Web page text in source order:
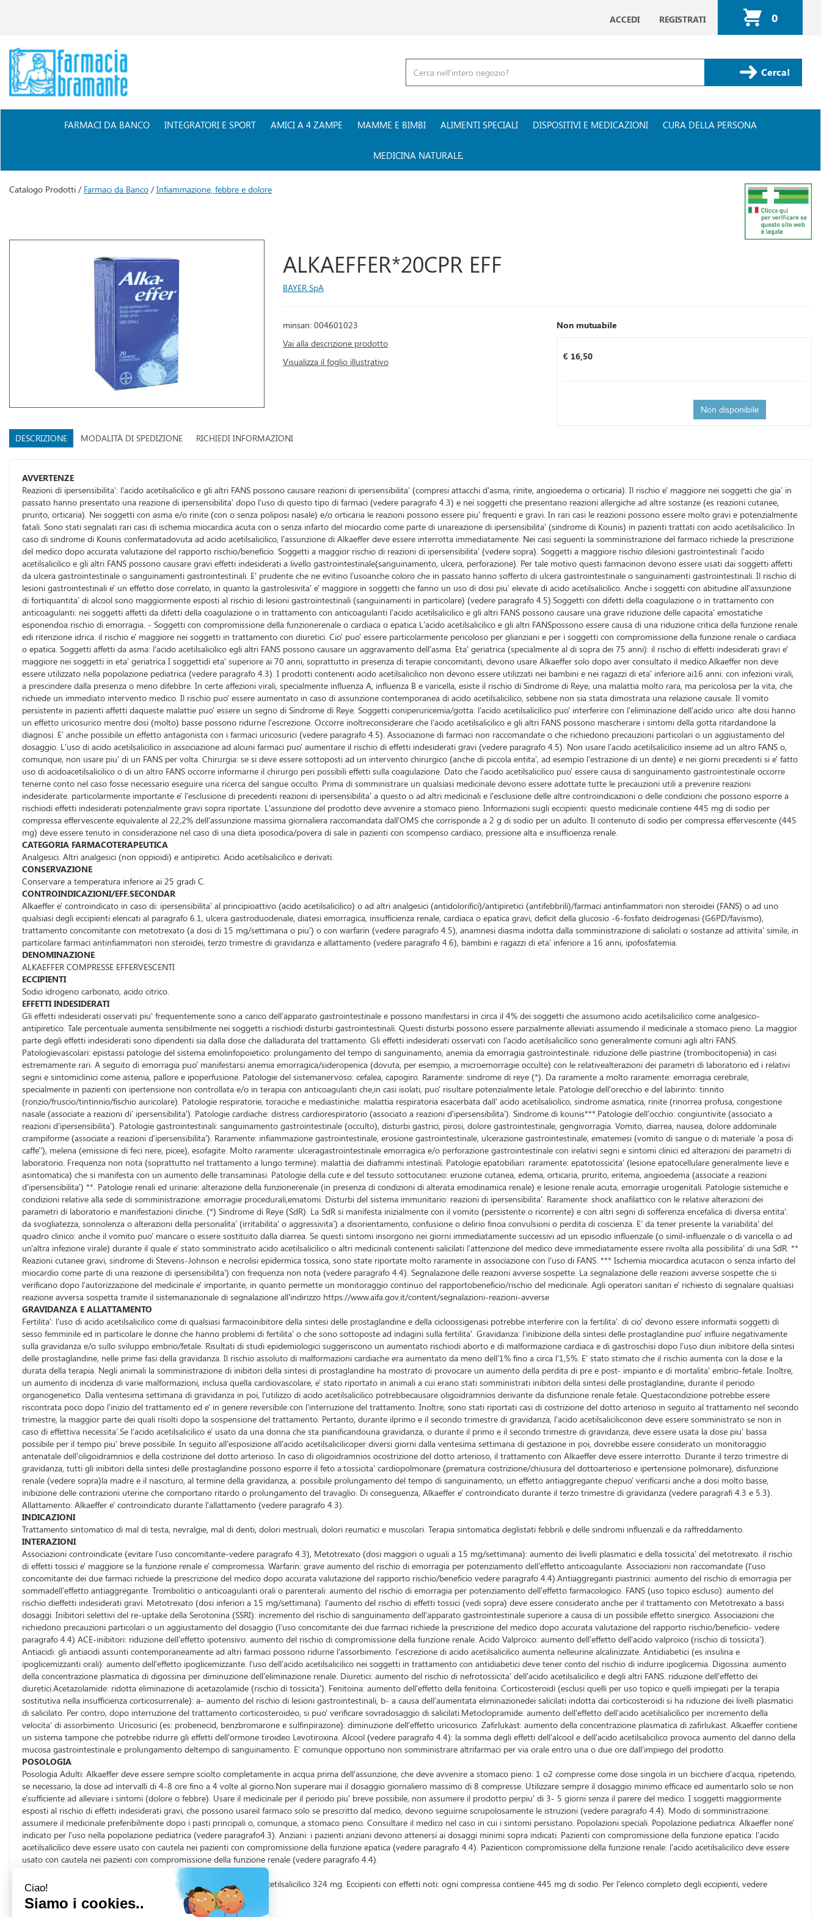
ACCEDI REGISTRATI 0
ARTICOLI
INSERITI
Farmacia
Bramante
Prodotto
Cerca Prodotto
FARMACI DA BANCO INTEGRATORI E SPORT AMICI A 4 ZAMPE MAMME E BIMBI ALIMENTI SPECIALI DISPOSITIVI E MEDICAZIONI CURA DELLA PERSONA
MEDICINA NATURALE
Catalogo Prodotti / Farmaci da Banco /Infiammazione, febbre e dolore
ALKAEFFER*20CPR EFF
BAYER SpA
minsan: 004601023
Vai alla descrizione prodotto
Visualizza il foglio illustrativo
Non mutuabile
Prezzo
€ 16,50
Non disponibile
DESCRIZIONE MODALITÀ DI SPEDIZIONE RICHIEDI INFORMAZIONI
AVVERTENZE
Reazioni di ipersensibilita': l'acido acetilsalicilico e gli altri FANS possono causare reazioni di ipersensibilita' (compresi attacchi d'asma, rinite, angioedema o orticaria). Il rischio e' maggiore nei soggetti che gia' in
passato hanno presentato una reazione di ipersensibilita' dopo l'uso di questo tipo di farmaci (vedere paragrafo 4.3) e nei soggetti che presentano reazioni allergiche ad altre sostanze (es reazioni cutanee,
prurito, orticaria). Nei soggetti con asma e/o rinite (con o senza poliposi nasale) e/o orticaria le reazioni possono essere piu' frequenti e gravi. In rari casi le reazioni possono essere molto gravi e potenzialmente
fatali. Sono stati segnalati rari casi di ischemia miocardica acuta con o senza infarto del miocardio come parte di unareazione di ipersensibilita' (sindrome di Kounis) in pazienti trattati con acido acetilsalicilico. In
caso di sindrome di Kounis confermatadovuta ad acido acetilsalicilico, l'assunzione di Alkaeffer deve essere interrotta immediatamente. Nei casi seguenti la somministrazione del farmaco richiede la prescrizione
del medico dopo accurata valutazione del rapporto rischio/beneficio. Soggetti a maggior rischio di reazioni di ipersensibilita' (vedere sopra). Soggetti a maggiore rischio dilesioni gastrointestinali: l'acido
acetilsalicilico e gli altri FANS possono causare gravi effetti indesiderati a livello gastrointestinale(sanguinamento, ulcera, perforazione). Per tale motivo questi farmacinon devono essere usati dai soggetti affetti
da ulcera gastrointestinale o sanguinamenti gastrointestinali. E' prudente che ne evitino l'usoanche coloro che in passato hanno sofferto di ulcera gastrointestinale o sanguinamenti gastrointestinali. Il rischio di
lesioni gastrointestinali e' un effetto dose correlato, in quanto la gastrolesivita' e' maggiore in soggetti che fanno un uso di dosi piu' elevate di acido acetilsalicilico. Anche i soggetti con abitudine all'assunzione
di fortiquantita' di alcool sono maggiormente esposti al rischio di lesioni gastrointestinali (sanguinamenti in particolare) (vedere paragrafo 4.5).Soggetti con difetti della coagulazione o in trattamento con
anticoagulanti: nei soggetti affetti da difetti della coagulazione o in trattamento con anticoagulanti l'acido acetilsalicilico e gli altri FANS possono causare una grave riduzione delle capacita' emostatiche
esponendoa rischio di emorragia. - Soggetti con compromissione della funzionerenale o cardiaca o epatica L'acido acetilsalicilico e gli altri FANSpossono essere causa di una riduzione critica della funzione renale
edi ritenzione idrica. il rischio e' maggiore nei soggetti in trattamento con diuretici. Cio' puo' essere particolarmente pericoloso per glianziani e per i soggetti con compromissione della funzione renale o cardiaca
o epatica. Soggetti affetti da asma: l'acido acetilsalicilico egli altri FANS possono causare un aggravamento dell'asma. Eta' geriatrica (specialmente al di sopra dei 75 anni): il rischio di effetti indesiderati gravi e'
maggiore nei soggetti in eta' geriatrica I soggettidi eta' superiore ai 70 anni, soprattutto in presenza di terapie concomitanti, devono usare Alkaeffer solo dopo aver consultato il medico.Alkaeffer non deve
essere utilizzato nella popolazione pediatrica (vedere paragrafo 4.3). I prodotti contenenti acido acetilsalicilico non devono essere utilizzati nei bambini e nei ragazzi di eta' inferiore ai16 anni. con infezioni virali,
a prescindere dalla presenza o meno difebbre. In certe affezioni virali, specialmente influenza A, influenza B e varicella, esiste il rischio di Sindrome di Reye, una malattia molto rara, ma pericolosa per la vita, che
richiede un immediato intervento medico. Il rischio puo' essere aumentato in caso di assunzione contemporanea di acido acetilsalicilico, sebbene non sia stata dimostrata una relazione causale. Il vomito
persistente in pazienti affetti daqueste malattie puo' essere un segno di Sindrome di Reye. Soggetti coniperuricemia/gotta: l'acido acetilsalicilico puo' interferire con l'eliminazione dell'acido urico: alte dosi hanno
un effetto uricosurico mentre dosi (molto) basse possono ridurne l'escrezione. Occorre inoltreconsiderare che l'acido acetilsalicilico e gli altri FANS possono mascherare i sintomi della gotta ritardandone la
diagnosi. E' anche possibile un effetto antagonista con i farmaci uricosurici (vedere paragrafo 4.5). Associazione di farmaci non raccomandate o che richiedono precauzioni particolari o un aggiustamento del
dosaggio. L'uso di acido acetilsalicilico in associazione ad alcuni farmaci puo' aumentare il rischio di effetti indesiderati gravi (vedere paragrafo 4.5). Non usare l'acido acetilsalicilico insieme ad un altro FANS o,
comunque, non usare piu' di un FANS per volta. Chirurgia: se si deve essere sottoposti ad un intervento chirurgico (anche di piccola entita', ad esempio l'estrazione di un dente) e nei giorni precedenti si e' fatto
uso di acidoacetilsalicilico o di un altro FANS occorre informarne il chirurgo peri possibili effetti sulla coagulazione. Dato che l'acido acetilsalicilico puo' essere causa di sanguinamento gastrointestinale occorre
tenerne conto nel caso fosse necessario eseguire una ricerca del sangue occulto. Prima di somministrare un qualsiasi medicinale devono essere adottate tutte le precauzioni utili a prevenire reazioni
indesiderate. particolarmente importante e' l'esclusione di precedenti reazioni di ipersensibilita' a questo o ad altri medicinali e l'esclusione delle altre controindicazioni o delle condizioni che possono esporre a
rischiodi effetti indesiderati potenzialmente gravi sopra riportate. L'assunzione del prodotto deve avvenire a stomaco pieno. Informazioni sugli eccipienti: questo medicinale contiene 445 mg di sodio per
compressa effervescente equivalente al 22,2% dell'assunzione massima giornaliera raccomandata dall'OMS che corrisponde a 2 g di sodio per un adulto. Il contenuto di sodio per compressa effervescente (445
mg) deve essere tenuto in considerazione nel caso di una dieta iposodica/povera di sale in pazienti con scompenso cardiaco, pressione alta e insufficienza renale.
CATEGORIA FARMACOTERAPEUTICA
Analgesici. Altri analgesici (non oppioidi) e antipiretici. Acido acetilsalicilico e derivati.
CONSERVAZIONE
Conservare a temperatura inferiore ai 25 gradi C.
CONTROINDICAZIONI/EFF.SECONDAR
Alkaeffer e' controindicato in caso di: ipersensibilita' al principioattivo (acido acetilsalicilico) o ad altri analgesici (antidolorifici)/antipiretici (antifebbrili)/farmaci antinfiammatori non steroidei (FANS) o ad uno
qualsiasi degli eccipienti elencati al paragrafo 6.1, ulcera gastroduodenale, diatesi emorragica, insufficienza renale, cardiaca o epatica gravi, deficit della glucosio -6-fosfato deidrogenasi (G6PD/favismo),
trattamento concomitante con metotrexato (a dosi di 15 mg/settimana o piu') o con warfarin (vedere paragrafo 4.5), anamnesi diasma indotta dalla somministrazione di salicilati o sostanze ad attivita' simile, in
particolare farmaci antinfiammatori non steroidei, terzo trimestre di gravidanza e allattamento (vedere paragrafo 4.6), bambini e ragazzi di eta' inferiore a 16 anni, ipofosfatemia.
DENOMINAZIONE
ALKAEFFER COMPRESSE EFFERVESCENTI
ECCIPIENTI
Sodio idrogeno carbonato, acido citrico.
EFFETTI INDESIDERATI
Gli effetti indesiderati osservati piu' frequentemente sono a carico dell'apparato gastrointestinale e possono manifestarsi in circa il 4% dei soggetti che assumono acido acetilsalicilico come analgesico-
antipiretico. Tale percentuale aumenta sensibilmente nei soggetti a rischiodi disturbi gastrointestinali. Questi disturbi possono essere parzialmente alleviati assumendo il medicinale a stomaco pieno. La maggior
parte degli effetti indesiderati sono dipendenti sia dalla dose che dalladurata del trattamento. Gli effetti indesiderati osservati con l'acido acetilsalicilico sono generalmente comuni agli altri FANS.
Patologievascolari: epistassi patologie del sistema emolinfopoietico: prolungamento del tempo di sanguinamento, anemia da emorragia gastrointestinale. riduzione delle piastrine (trombocitopenia) in casi
estremamente rari. A seguito di emorragia puo' manifestarsi anemia emorragica/sideropenica (dovuta, per esempio, a microemorragie occulte) con le relativealterazioni dei parametri di laboratorio ed i relativi
segni e sintomiclinici come astenia, pallore e ipoperfusione. Patologie del sistemanervoso: cefalea, capogiro. Raramente: sindrome di reye (*). Da raramente a molto raramente: emorragia cerebrale,
specialmente in pazienti con ipertensione non controllata e/o in terapia con anticoagulanti che,in casi isolati, puo' risultare potenzialmente letale. Patologie dell'orecchio e del labirinto: tinnito
(ronzio/fruscio/tintinnio/fischio auricolare). Patologie respiratorie, toraciche e mediastiniche: malattia respiratoria esacerbata dall' acido acetilsalicilico, sindrome asmatica, rinite (rinorrea profusa, congestione
nasale (associate a reazioni di' ipersensibilita'). Patologie cardiache: distress cardiorespiratorio (associato a reazioni d'ipersensibilita'). Sindrome di kounis***.Patologie dell'occhio: congiuntivite (associato a
reazioni d'ipersensibilita'). Patologie gastrointestinali: sanguinamento gastrointestinale (occulto), disturbi gastrici, pirosi, dolore gastrointestinale, gengivorragia. Vomito, diarrea, nausea, dolore addominale
crampiforme (associate a reazioni d'ipersensibilita'). Raramente: infiammazione gastrointestinale, erosione gastrointestinale, ulcerazione gastrointestinale, ematemesi (vomito di sangue o di materiale 'a posa di
caffe''), melena (emissione di feci nere, picee), esofagite. Molto raramente: ulceragastrointestinale emorragica e/o perforazione gastrointestinale con irelativi segni e sintomi clinici ed alterazioni dei parametri di
laboratorio. Frequenza non nota (soprattutto nel trattamento a lungo termine): malattia dei diaframmi intestinali. Patologie epatobiliari: raramente: epatotossicita' (lesione epatocellulare generalmente lieve e
asintomatica) che si manifesta con un aumento delle transaminasi. Patologie della cute e del tessuto sottocutaneo: eruzione cutanea, edema, orticaria, prurito, eritema, angioedema (associate a reazioni
d'ipersensibilita') **. Patologie renali ed urinarie: alterazione della funzionerenale (in presenza di condizioni di alterata emodinamica renale) e lesione renale acuta, emorragie urogenitali. Patologie sistemiche e
condizioni relative alla sede di somministrazione: emorragie procedurali,ematomi. Disturbi del sistema immunitario: reazioni di ipersensibilita'. Raramente: shock anafilattico con le relative alterazioni dei
parametri di laboratorio e manifestazioni cliniche. (*) Sindrome di Reye (SdR). La SdR si manifesta inizialmente con il vomito (persistente o ricorrente) e con altri segni di sofferenza encefalica di diversa entita':
da svogliatezza, sonnolenza o alterazioni della personalita' (irritabilita' o aggressivita') a disorientamento, confusione o delirio finoa convulsioni o perdita di coscienza. E' da tener presente la variabilita' del
quadro clinico: anche il vomito puo' mancare o essere sostituito dalla diarrea. Se questi sintomi insorgono nei giorni immediatamente successivi ad un episodio influenzale (o simil-influenzale o di varicella o ad
un'altra infezione virale) durante il quale e' stato somministrato acido acetilsalicilico o altri medicinali contenenti salicilati l'attenzione del medico deve immediatamente essere rivolta alla possibilita' di una SdR. **
Reazioni cutanee gravi, sindrome di Stevens-Johnson e necrolisi epidermica tossica, sono state riportate molto raramente in associazione con l'uso di FANS. *** Ischemia miocardica acutacon o senza infarto del
miocardio come parte di una reazione di ipersensibilita') con frequenza non nota (vedere paragrafo 4.4). Segnalazione delle reazioni avverse sospette. La segnalazione delle reazioni avverse sospette che si
verificano dopo l'autorizzazione del medicinale e' importante, in quanto permette un monitoraggio continuo del rapportobeneficio/rischio del medicinale. Agli operatori sanitari e' richiesto di segnalare qualsiasi
reazione avversa sospetta tramite il sistemanazionale di segnalazione all'indirizzo https://www.aifa.gov.it/content/segnalazioni-reazioni-avverse
GRAVIDANZA E ALLATTAMENTO
Fertilita': l'uso di acido acetilsalicilico come di qualsiasi farmacoinibitore della sintesi delle prostaglandine e della cicloossigenasi potrebbe interferire con la fertilita'. di cio' devono essere informatii soggetti di
sesso femminile ed in particolare le donne che hanno problemi di fertilita' o che sono sottoposte ad indagini sulla fertilita'. Gravidanza: l'inibizione della sintesi delle prostaglandine puo' influire negativamente
sulla gravidanza e/o sullo sviluppo embrio/fetale. Risultati di studi epidemiologici suggeriscono un aumentato rischiodi aborto e di malformazione cardiaca e di gastroschisi dopo l'uso diun inibitore della sintesi
delle prostaglandine, nelle prime fasi della gravidanza. Il rischio assoluto di malformazioni cardiache era aumentato da meno dell'1% fino a circa l'1,5%. E' stato stimato che il rischio aumenta con la dose e la
durata della terapia. Negli animali la somministrazione di inibitori della sintesi di prostaglandine ha mostrato di provocare un aumento della perdita di pre e post- impianto e di mortalita' embrio-fetale. Inoltre,
un aumento di incidenza di varie malformazioni, inclusa quella cardiovascolare, e' stato riportato in animali a cui erano stati somministrati inibitori della sintesi delle prostaglandine, durante il periodo
organogenetico. Dalla ventesima settimana di gravidanza in poi, l'utilizzo di acido acetilsalicilico potrebbecausare oligoidramnios derivante da disfunzione renale fetale. Questacondizione potrebbe essere
riscontrata poco dopo l'inizio del trattamento ed e' in genere reversibile con l'interruzione del trattamento. Inoltre, sono stati riportati casi di costrizione del dotto arterioso in seguito al trattamento nel secondo
trimestre, la maggior parte dei quali risolti dopo la sospensione del trattamento. Pertanto, durante ilprimo e il secondo trimestre di gravidanza, l'acido acetilsaliciliconon deve essere somministrato se non in
caso di effettiva necessita'.Se l'acido acetilsalicilico e' usato da una donna che sta pianificandouna gravidanza, o durante il primo e il secondo trimestre di gravidanza, deve essere usata la dose piu' bassa
possibile per il tempo piu' breve possibile. In seguito all'esposizione all'acido acetilsalicilicoper diversi giorni dalla ventesima settimana di gestazione in poi, dovrebbe essere considerato un monitoraggio
antenatale dell'oligoidramnios e della costrizione del dotto arterioso. In caso di oligoidramnios ocostrizione del dotto arterioso, il trattamento con Alkaeffer deve essere interrotto. Durante il terzo trimestre di
gravidanza, tutti gli inibitori della sintesi delle prostaglandine possono esporre il feto a:tossicita' cardiopolmonare (prematura costrizione/chiusura del dottoarterioso e ipertensione polmonare), disfunzione
renale (vedere sopra)la madre e il nascituro, al termine della gravidanza, a: possibile prolungamento del tempo di sanguinamento, un effetto antiaggregante chepuo' verificarsi anche a dosi molto basse,
inibizione delle contrazioni uterine che comportano ritardo o prolungamento del travaglio. Di conseguenza, Alkaeffer e' controindicato durante il terzo trimestre di gravidanza (vedere paragrafi 4.3 e 5.3).
Allattamento: Alkaeffer e' controindicato durante l'allattamento (vedere paragrafo 4.3).
INDICAZIONI
Trattamento sintomatico di mal di testa, nevralgie, mal di denti, dolori mestruali, dolori reumatici e muscolari. Terapia sintomatica deglistati febbrili e delle sindromi influenzali e da raffreddamento.
INTERAZIONI
Associazioni controindicate (evitare l'uso concomitante-vedere paragrafo 4.3), Metotrexato (dosi maggiori o uguali a 15 mg/settimana): aumento dei livelli plasmatici e della tossicita' del metotrexato. il rischio
di effetti tossici e' maggiore se la funzione renale e' compromessa. Warfarin: grave aumento del rischio di emorragia per potenziamento dell'effetto anticoagulante. Associazioni non raccomandate (l'uso
concomitante dei due farmaci richiede la prescrizione del medico dopo accurata valutazione del rapporto rischio/beneficio vedere paragrafo 4.4).Antiaggreganti piastrinici: aumento del rischio di emorragia per
sommadell'effetto antiaggregante. Trombolitici o anticoagulanti orali o parenterali: aumento del rischio di emorragia per potenziamento dell'effetto farmacologico. FANS (uso topico escluso): aumento del
rischio dieffetti indesiderati gravi. Metotrexato (dosi inferiori a 15 mg/settimana): l'aumento del rischio di effetti tossici (vedi sopra) deve essere considerato anche per il trattamento con Metotrexato a bassi
dosaggi. Inibitori selettivi del re-uptake della Serotonina (SSRI): incremento del rischio di sanguinamento dell'apparato gastrointestinale superiore a causa di un possibile effetto sinergico. Associazioni che
richiedono precauzioni particolari o un aggiustamento del dosaggio (l'uso concomitante dei due farmaci richiede la prescrizione del medico dopo accurata valutazione del rapporto rischio/beneficio- vedere
paragrafo 4.4) ACE-inibitori: riduzione dell'effetto ipotensivo. aumento del rischio di compromissione della funzione renale. Acido Valproico: aumento dell'effetto dell'acido valproico (rischio di tossicita').
Antiacidi: gli antiacidi assunti contemporaneamente ad altri farmaci possono ridurne l'assorbimento. l'escrezione di acido acetilsalicilico aumenta nelleurine alcalinizzate. Antidiabetici (es insulina e
ipoglicemizzanti orali): aumento dell'effetto ipoglicemizzante. l'uso dell'acido acetilsalicilico nei soggetti in trattamento con antidiabetici deve tener conto del rischio di indurre ipoglicemia. Digossina: aumento
della concentrazione plasmatica di digossina per diminuzione dell'eliminazione renale. Diuretici: aumento del rischio di nefrotossicita' dell'acido acetilsalicilico e degli altri FANS. riduzione dell'effetto dei
diuretici.Acetazolamide: ridotta eliminazione di acetazolamide (rischio di tossicita'). Fenitoina: aumento dell'effetto della fenitoina. Corticosteroidi (esclusi quelli per uso topico e quelli impiegati per la terapia
sostitutiva nella insufficienza corticosurrenale): a- aumento del rischio di lesioni gastrointestinali, b- a causa dell'aumentata eliminazionedei salicilati indotta dai corticosteroidi si ha riduzione dei livelli plasmatici
di salicilato. Per contro, dopo interruzione del trattamento corticosteroideo, si puo' verificare sovradosaggio di salicilati.Metoclopramide: aumento dell'effetto dell'acido acetilsalicilico per incremento della
velocita' di assorbimento. Uricosurici (es: probenecid, benzbromarone e sulfinpirazone): diminuzione dell'effetto uricosurico. Zafirlukast: aumento della concentrazione plasmatica di zafirlukast. Alkaeffer contiene
un sistema tampone che potrebbe ridurre gli effetti dell'ormone tiroideo Levotiroxina. Alcool (vedere paragrafo 4.4): la somma degli effetti dell'alcool e dell'acido acetilsalicilico provoca aumento del danno della
mucosa gastrointestinale e prolungamento deltempo di sanguinamento. E' comunque opportuno non somministrare altrifarmaci per via orale entro una o due ore dall'impiego del prodotto.
POSOLOGIA
Posologia Adulti: Alkaeffer deve essere sempre sciolto completamente in acqua prima dell'assunzione, che deve avvenire a stomaco pieno: 1 o2 compresse come dose singola in un bicchiere d'acqua, ripetendo,
se necessario, la dose ad intervalli di 4-8 ore fino a 4 volte al giorno.Non superare mai il dosaggio giornaliero massimo di 8 compresse. Utilizzare sempre il dosaggio minimo efficace ed aumentarlo solo se non
e'sufficiente ad alleviare i sintomi (dolore o febbre). Usare il medicinale per il periodo piu' breve possibile, non assumere il prodotto perpiu' di 3- 5 giorni senza il parere del medico. I soggetti maggiormente
esposti al rischio di effetti indesiderati gravi, che possono usareil farmaco solo se prescritto dal medico, devono seguirne scrupolosamente le istruzioni (vedere paragrafo 4.4). Modo di somministrazione:
assumere il medicinale preferibilmente dopo i pasti principali o, comunque, a stomaco pieno. Consultare il medico nel caso in cui i sintomi persistano. Popolazioni speciali. Popolazione pediatrica: Alkaeffer none'
indicato per l'uso nella popolazione pediatrica (vedere paragrafo4.3). Anziani: i pazienti anziani devono attenersi ai dosaggi minimi sopra indicati. Pazienti con compromissione della funzione epatica: l'acido
acetilsalicilico deve essere usato con cautela nei pazienti con compromissione della funzione epatica (vedere paragrafo 4.4). Pazienticon compromissione della funzione renale: l'acido acetilsalicilico deve essere
usato con cautela nei pazienti con compromissione della funzione renale (vedere paragrafo 4.4).
Ogni compressa allo stato secco contiene, principio attivo: acido acetilsalicilico 324 mg. Eccipienti con effetti noti: ogni compressa contiene 445 mg di sodio. Per l'elenco completo degli eccipienti, vedere
paragrafo 6.1.